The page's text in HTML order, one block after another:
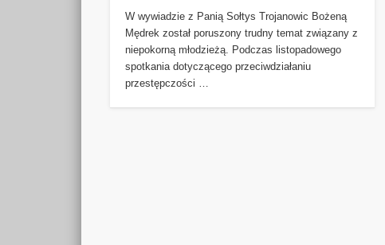
W wywiadzie z Panią Sołtys Trojanowic Bożeną
Mędrek został poruszony trudny temat związany z
niepokorną młodzieżą. Podczas listopadowego
spotkania dotyczącego przeciwdziałaniu
przestępczości …